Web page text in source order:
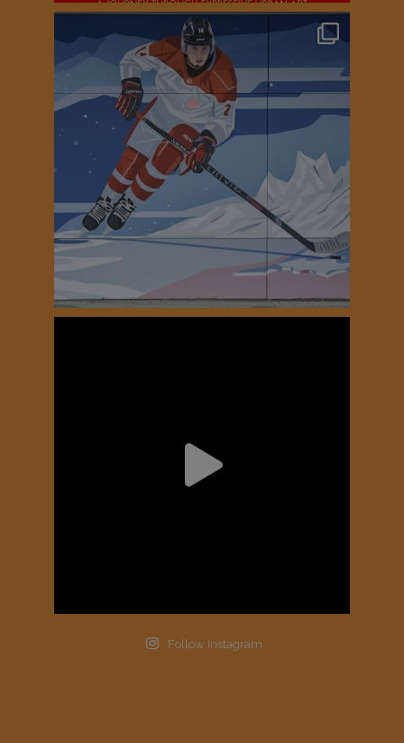
Follow Instagram